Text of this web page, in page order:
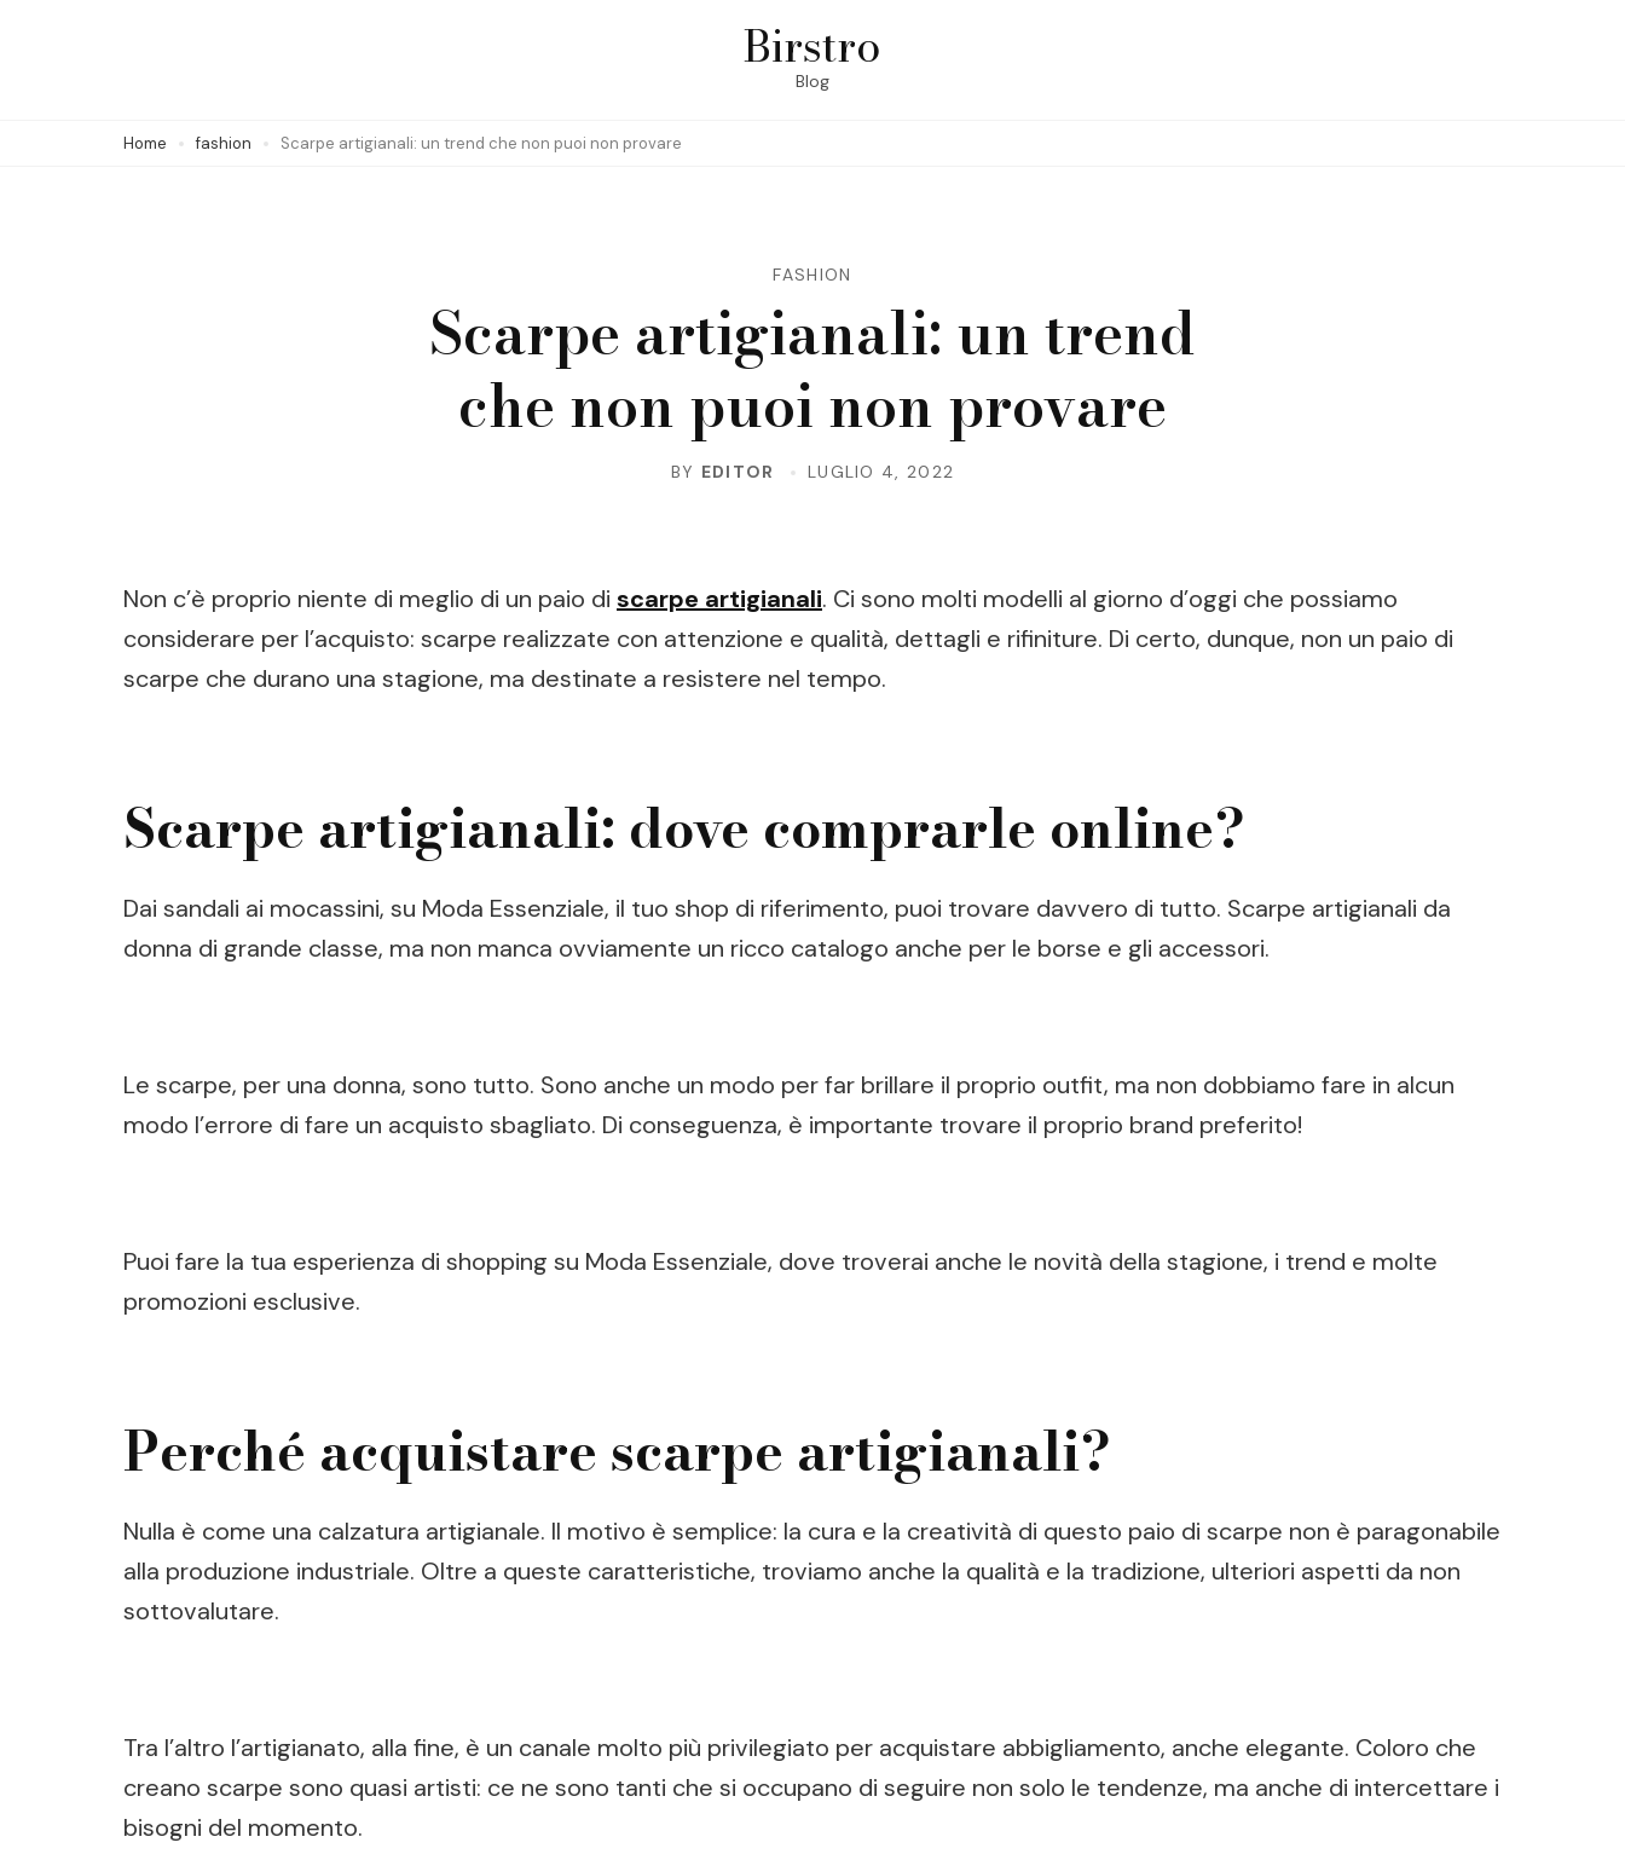
Birstro
Blog
Home fashion Scarpe artigianali: un trend che non puoi non provare
FASHION
Scarpe artigianali: un trend
che non puoi non provare
BY EDITOR LUGLIO 4, 2022
Non c’è proprio niente di meglio di un paio di scarpe artigianali. Ci sono molti modelli al giorno d’oggi che possiamo
considerare per l’acquisto: scarpe realizzate con attenzione e qualità, dettagli e rifiniture. Di certo, dunque, non un paio di
scarpe che durano una stagione, ma destinate a resistere nel tempo.
Scarpe artigianali: dove comprarle online?
Dai sandali ai mocassini, su Moda Essenziale, il tuo shop di riferimento, puoi trovare davvero di tutto. Scarpe artigianali da
donna di grande classe, ma non manca ovviamente un ricco catalogo anche per le borse e gli accessori.
Le scarpe, per una donna, sono tutto. Sono anche un modo per far brillare il proprio outfit, ma non dobbiamo fare in alcun
modo l’errore di fare un acquisto sbagliato. Di conseguenza, è importante trovare il proprio brand preferito!
Puoi fare la tua esperienza di shopping su Moda Essenziale, dove troverai anche le novità della stagione, i trend e molte
promozioni esclusive.
Perché acquistare scarpe artigianali?
Nulla è come una calzatura artigianale. Il motivo è semplice: la cura e la creatività di questo paio di scarpe non è paragonabile
alla produzione industriale. Oltre a queste caratteristiche, troviamo anche la qualità e la tradizione, ulteriori aspetti da non
sottovalutare.
Tra l’altro l’artigianato, alla fine, è un canale molto più privilegiato per acquistare abbigliamento, anche elegante. Coloro che
creano scarpe sono quasi artisti: ce ne sono tanti che si occupano di seguire non solo le tendenze, ma anche di intercettare i
bisogni del momento.